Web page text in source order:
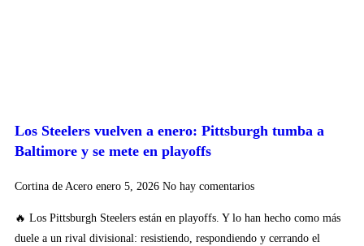
Los Steelers vuelven a enero: Pittsburgh tumba a
Baltimore y se mete en playoffs
Cortina de Acero enero 5, 2026 No hay comentarios
🔥 Los Pittsburgh Steelers están en playoffs. Y lo han hecho como más
duele a un rival divisional: resistiendo, respondiendo y cerrando el